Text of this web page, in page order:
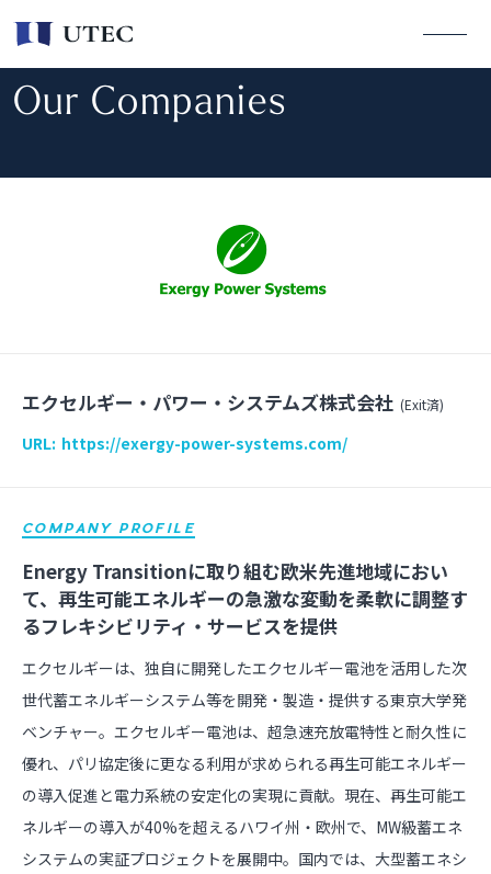
Our Companies
エクセルギー・パワー・システムズ株式会社 (Exit済)
URL: https://exergy-power-systems.com/
COMPANY PROFILE
Energy Transitionに取り組む欧米先進地域におい
て、再生可能エネルギーの急激な変動を柔軟に調整す
るフレキシビリティ・サービスを提供
エクセルギーは、独自に開発したエクセルギー電池を活用した次
世代蓄エネルギーシステム等を開発・製造・提供する東京大学発
ベンチャー。エクセルギー電池は、超急速充放電特性と耐久性に
優れ、パリ協定後に更なる利用が求められる再生可能エネルギー
の導入促進と電力系統の安定化の実現に貢献。現在、再生可能エ
ネルギーの導入が40%を超えるハワイ州・欧州で、MW級蓄エネ
システムの実証プロジェクトを展開中。国内では、大型蓄エネシ